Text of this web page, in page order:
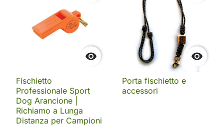

Fischietto
Professionale Sport
Dog Arancione |
Richiamo a Lunga
Distanza per Campioni

Porta fischietto e
accessori